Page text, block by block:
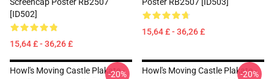
[ID502]
15,64 £ - 36,26 £
15,64 £ - 36,26 £
Howl's Moving Castle Plakate -
-20%
Howl's Moving Castle Plakate -
-20%